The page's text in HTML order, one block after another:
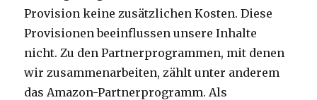
Provision keine zusätzlichen Kosten. Diese
Provisionen beeinflussen unsere Inhalte
nicht. Zu den Partnerprogrammen, mit denen
wir zusammenarbeiten, zählt unter anderem
das Amazon-Partnerprogramm. Als